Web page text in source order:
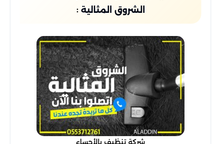
الشروق المثالية :
شركة تنظيف بالأحساء